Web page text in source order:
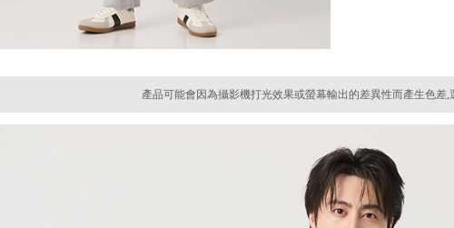
產品可能會因為攝影機打光效果或螢幕輸出的差異性而產生色差,